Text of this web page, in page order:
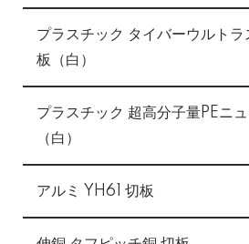
プラスチック タイバーウルト
板（白）
プラスチック 超高分子量PEニ
（白）
アルミ YH61 切板